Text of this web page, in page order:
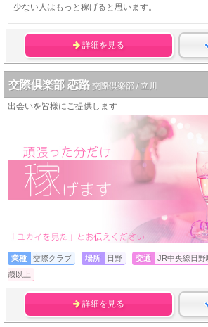
少ない人はもっと稼げると思います。
詳細を見る
交際倶楽部 恋路 交際倶楽部 / 立川
出会いを皆様にご提供します
業種 交際クラブ 場所 日野 交通 JR中央線日野
歳以上
詳細を見る